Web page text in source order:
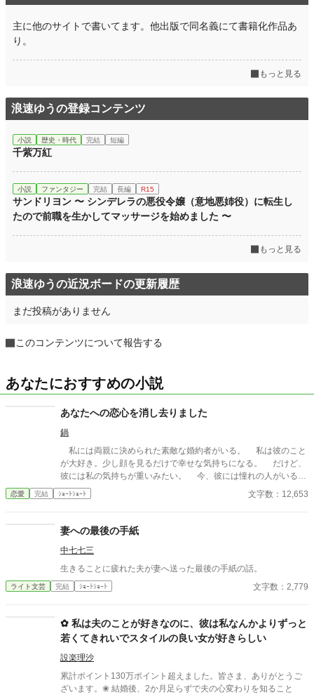
主に他のサイトで書いてます。他出版で同名義にて書籍化作品あ
り。
もっと見る
浪速ゆうの登録コンテンツ
小説 歴史・時代 完結 短編
千紫万紅
小説 ファンタジー 完結 長編 R15
サンドリヨン 〜 シンデレラの悪役令嬢（意地悪姉役）に転生し
たので前職を生かしてマッサージを始めました 〜
もっと見る
浪速ゆうの近況ボードの更新履歴
まだ投稿がありません
このコンテンツについて報告する
あなたにおすすめの小説
あなたへの恋心を消し去りました
鍋
私には両親に決められた素敵な婚約者がいる。 私は彼のこと
が大好き。少し顔を見るだけで幸せな気持ちになる。 だけど、
彼には私の気持ちが重いみたい。 今、彼には憧れの人がいる。
その人は大人びた雰囲気をもつ二つ上の先輩。 彼は心は自由で
いたい言っていた。 その女性と話す時、私には見せない楽しそ
たちは言う。お互いに干渉しない割り切った夫婦のほうが気が楽
だって……。 だから私は彼が自由になれるように、魔女にこの
激しい気持ちを封印してもらったの。 ※このお話はハッピーエン
ドではありません。 ※短いお話でサクサクと進めたいと思いま
恋愛 完結 ｼｮｰﾄｼｮｰﾄ 文字数：12,653
妻への最後の手紙
中七七三
生きることに疲れた夫が妻へ送った最後の手紙の話。
ライト文芸 完結 ｼｮｰﾄｼｮｰﾄ 文字数：2,779
✿ 私は夫のことが好きなのに、彼は私なんかよりずっと
若くてきれいでスタイルの良い女が好きらしい
設楽理沙
累計ポイント130万ポイント超えました。皆さま、ありがとうご
ざいます。❀ 結婚後、2か月足らずで夫の心変わりを知ること